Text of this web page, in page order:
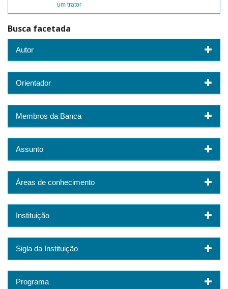
um trator
Busca facetada
Autor
Orientador
Membros da Banca
Assunto
Áreas de conhecimento
Instituição
Sigla da Instituição
Programa